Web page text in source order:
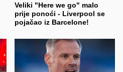
Veliki "Here we go" malo
prije ponoći - Liverpool se
pojačao iz Barcelone!